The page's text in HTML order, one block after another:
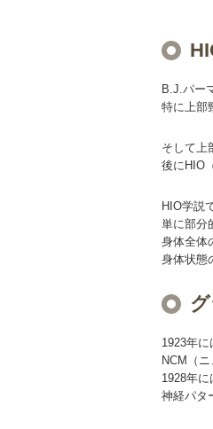
B.J.パー
特に上部
そして上
後にHIO
HIO学説
単に部分
身体全体
身体状態
1923年に
NCM（
1928年に
神経パタ